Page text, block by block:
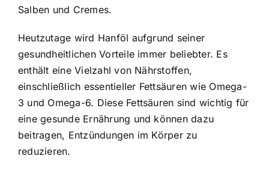
Salben und Cremes.
Heutzutage wird Hanföl aufgrund seiner
gesundheitlichen Vorteile immer beliebter. Es
enthält eine Vielzahl von Nährstoffen,
einschließlich essentieller Fettsäuren wie Omega-
3 und Omega-6. Diese Fettsäuren sind wichtig für
eine gesunde Ernährung und können dazu
beitragen, Entzündungen im Körper zu
reduzieren.